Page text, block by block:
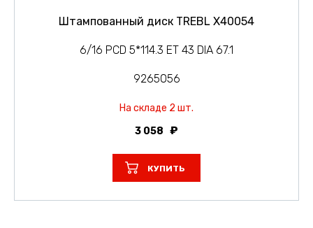
Штампованный диск TREBL X40054
6/16 PCD 5*114.3 ET 43 DIA 67.1
9265056
На складе 2 шт.
3 058
КУПИТЬ